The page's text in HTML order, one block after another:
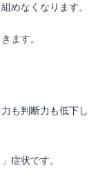
めなくなります。
ます。
も判断力も低下し
症状です。